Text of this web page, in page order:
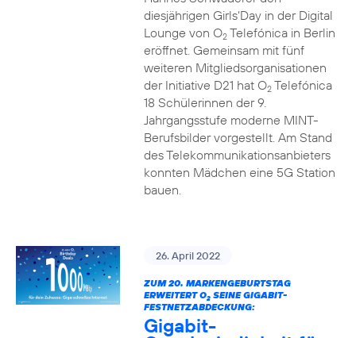
diesjährigen Girls‘Day in der Digital
Lounge von O2Telefónica in Berlin
eröffnet. Gemeinsam mit fünf
weiteren Mitgliedsorganisationen
der Initiative D21 hat O2Telefónica
18 Schülerinnen der 9.
Jahrgangsstufe moderne MINT-
Berufsbilder vorgestellt. Am Stand
des Telekommunikationsanbieters
konnten Mädchen eine 5G Station
bauen.
26. April 2022
ZUM 20. MARKENGEBURTSTAG
ERWEITERT O2SEINE GIGABIT-
FESTNETZABDECKUNG:
Gigabit-